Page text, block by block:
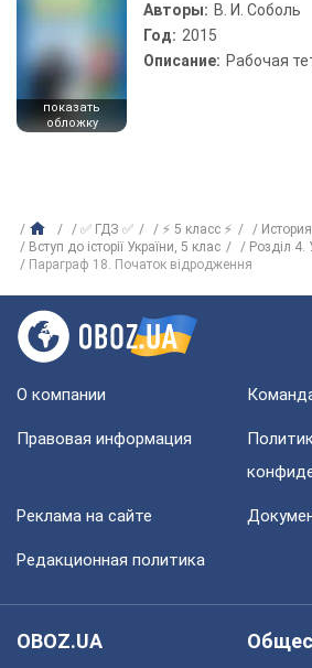
показать
обложку
Авторы: В. И. Соболь
Год: 2015
Описание: Рабочая
✅ ГДЗ ✅ ⚡ 5 класс ⚡
Вступ до історії України, 5 клас
Розділ 4.
Параграф 18. Початок відродження
О компании
Правовая информация
Реклама на сайте
Редакционная политика
OBOZ.UA